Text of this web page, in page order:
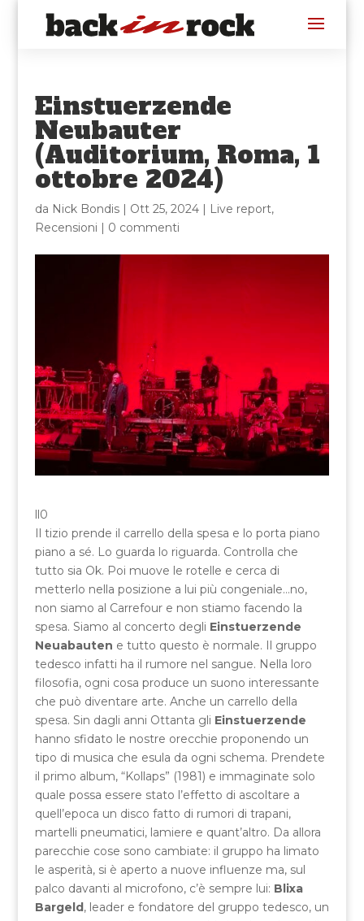
Einstuerzende
Neubauter
(Auditorium, Roma, 1
ottobre 2024)
da Nick Bondis| Ott 25, 2024| Live report,
Recensioni | 0 commenti
ll0
Il tizio prende il carrello della spesa e lo porta piano
piano a sé. Lo guarda lo riguarda. Controlla che
tutto sia Ok. Poi muove le rotelle e cerca di
metterlo nella posizione a lui più congeniale…no,
non siamo al Carrefour e non stiamo facendo la
spesa. Siamo al concerto degli Einstuerzende
Neuabauten e tutto questo è normale. Il gruppo
tedesco infatti ha il rumore nel sangue. Nella loro
filosofia, ogni cosa produce un suono interessante
che può diventare arte. Anche un carrello della
spesa. Sin dagli anni Ottanta gli Einstuerzende
hanno sfidato le nostre orecchie proponendo un
tipo di musica che esula da ogni schema. Prendete
il primo album, “Kollaps” (1981) e immaginate solo
quale possa essere stato l’effetto di ascoltare a
quell’epoca un disco fatto di rumori di trapani,
martelli pneumatici, lamiere e quant’altro. Da allora
parecchie cose sono cambiate: il gruppo ha limato
le asperità, si è aperto a nuove influenze ma, sul
palco davanti al microfono, c’è sempre lui: Blixa
Bargeld, leader e fondatore del gruppo tedesco, un